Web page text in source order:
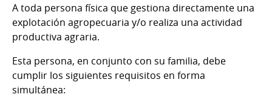
A toda persona física que gestiona directamente una
explotación agropecuaria y/o realiza una actividad
productiva agraria.
Esta persona, en conjunto con su familia, debe
cumplir los siguientes requisitos en forma
simultánea: